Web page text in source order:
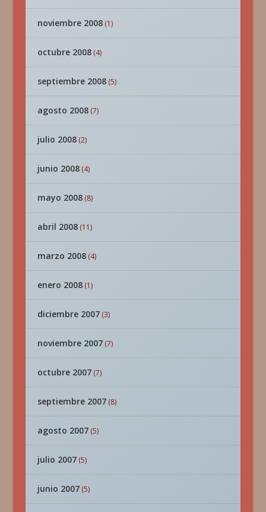
noviembre 2008(1)
octubre 2008(4)
septiembre 2008(5)
agosto 2008(7)
julio 2008(2)
junio 2008(4)
mayo 2008(8)
abril 2008(11)
marzo 2008(4)
enero 2008(1)
diciembre 2007(3)
noviembre 2007(7)
octubre 2007(7)
septiembre 2007(8)
agosto 2007(5)
julio 2007(5)
junio 2007(5)